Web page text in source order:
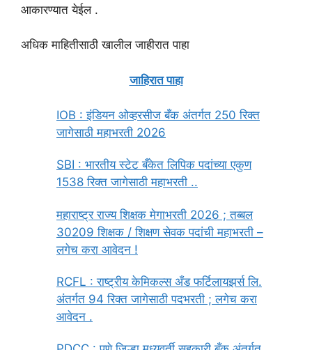
आकारण्यात येईल .
अधिक माहितीसाठी खालील जाहीरात पाहा
जाहिरात पाहा
IOB : इंडियन ओव्हरसीज बँक अंतर्गत 250 रिक्त
जागेसाठी महाभरती 2026
SBI : भारतीय स्टेट बँकेत लिपिक पदांच्या एकुण
1538 रिक्त जागेसाठी महाभरती ..
महाराष्ट्र राज्य शिक्षक मेगाभरती 2026 ; तब्बल
30209 शिक्षक / शिक्षण सेवक पदांची महाभरती –
लगेच करा आवेदन !
RCFL : राष्ट्रीय केमिकल्स अँड फर्टिलायझर्स लि.
अंतर्गत 94 रिक्त जागेसाठी पदभरती ; लगेच करा
आवेदन .